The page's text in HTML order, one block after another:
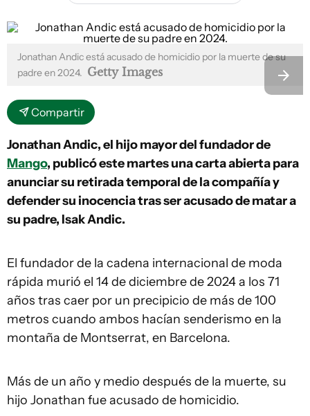
Jonathan Andic está acusado de homicidio por la muerte de su
padre en 2024. Getty Images
Compartir
Jonathan Andic, el hijo mayor del fundador de
Mango, publicó este martes una carta abierta para
anunciar su retirada temporal de la compañía y
defender su inocencia tras ser acusado de matar a
su padre, Isak Andic.
El fundador de la cadena internacional de moda
rápida murió el 14 de diciembre de 2024 a los 71
años tras caer por un precipicio de más de 100
metros cuando ambos hacían senderismo en la
montaña de Montserrat, en Barcelona.
Más de un año y medio después de la muerte, su
hijo Jonathan fue acusado de homicidio.